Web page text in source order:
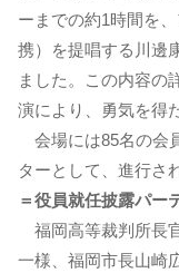
ーまでの約1時間を
携）を提唱する川邊
ました。この内容の
演により、勇気を得
会場には85名の会
ターとして、進行さ
＝役員就任披露パー
福岡高等裁判所長
一様、福岡市長山崎